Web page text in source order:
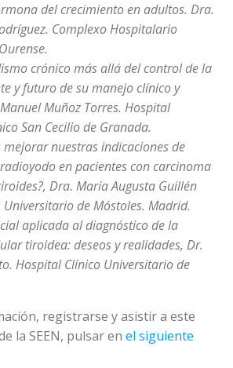
del crecimiento en adultos. Dra.
Complexo Hospitalario
crónico más allá del control de la
y futuro de su manejo clínico y
Muñoz Torres. Hospital
San Cecilio de Granada.
mejorar nuestras indicaciones de
en pacientes con carcinoma
Dra. María Augusta Guillén
de Móstoles. Madrid.
aplicada al diagnóstico de la
tiroidea: deseos y realidades, Dr.
Hospital Clínico Universitario de
registrarse y asistir a este
la SEEN, pulsar en el siguiente